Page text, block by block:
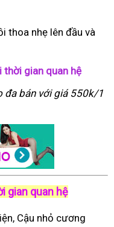
thoa nhẹ lên đầu và
thời gian quan hệ
đa bán với giá 550k/1
gian quan hệ
Cậu nhỏ cương